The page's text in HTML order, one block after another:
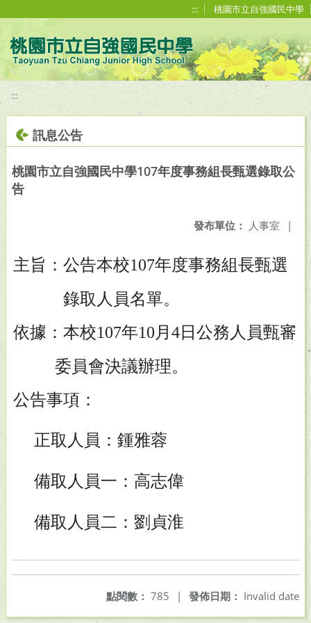
::: 桃園市立自強國民中學
:::
訊息公告
桃園市立自強國民中學107年度事務組長甄選錄取公
告
發布單位： 人事室 |
主旨：公告本校107年度事務組長甄選
錄取人員名單。
依據：本校107年10月4日公務人員甄審
委員會決議辦理。
公告事項：
正取人員：鍾雅蓉
備取人員一：高志偉
備取人員二：劉貞淮
發佈日期： Invalid date
點閱數： 785 |